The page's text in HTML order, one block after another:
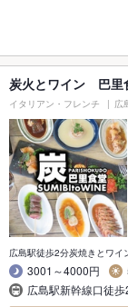
炭火とワイン 巴
イタリアン・フレンチ 広
広島駅徒歩2分炭焼きとワ
3001～4000円
広島駅新幹線口徒